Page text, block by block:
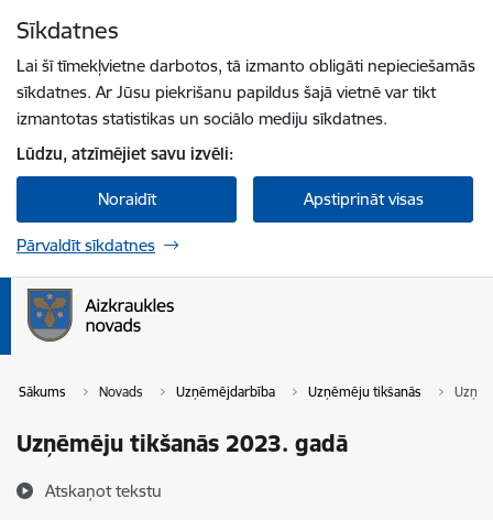
Sīkdatnes
Lai šī tīmekļvietne darbotos, tā izmanto obligāti nepieciešamās
sīkdatnes. Ar Jūsu piekrišanu papildus šajā vietnē var tikt
izmantotas statistikas un sociālo mediju sīkdatnes.
Lūdzu, atzīmējiet savu izvēli:
Noraidīt Apstiprināt visas
Pārvaldīt sīkdatnes
Sākums Novads Uzņēmējdarbība Uzņēmēju tikšanās
Uzņēmēju tikšanās 2023. gadā
Atskaņot tekstu